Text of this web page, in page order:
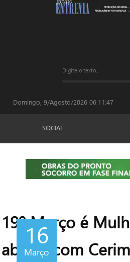
Domingo, 9/Agosto/2026 06:11:48
SOCIAL
16
Março
19º Março é
aberto com